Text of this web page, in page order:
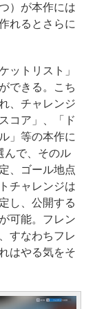
）が本作には
れるとさらに
ットリスト」
できる。こち
、チャレンジ
コア」、「ド
」等の本作に
んで、そのル
、ゴール地点
チャレンジは
し、公開する
可能。フレン
すなわちフレ
はやる気をそ